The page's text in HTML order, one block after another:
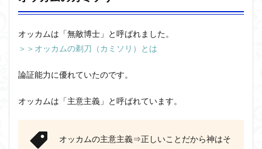
オッカムは「無敵博士」と呼ばれました。
＞＞オッカムの剃刀（カミソリ）とは
論証能力に優れていたのです。
オッカムは「主意主義」と呼ばれています。
オッカムの主意主義⇒正しいことだから神はそ